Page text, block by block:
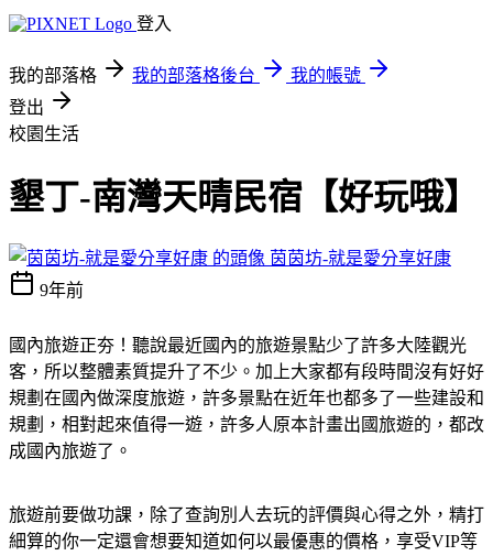
登入
我的部落格 我的部落格後台
我的帳號
登出
校園生活
墾丁-南灣天晴民宿【好玩哦】
茵茵坊-就是愛分享好康
9年前
國內旅遊正夯！聽說最近國內的旅遊景點少了許多大陸觀光
客，所以整體素質提升了不少。加上大家都有段時間沒有好好
規劃在國內做深度旅遊，許多景點在近年也都多了一些建設和
規劃，相對起來值得一遊，許多人原本計畫出國旅遊的，都改
成國內旅遊了。
旅遊前要做功課，除了查詢別人去玩的評價與心得之外，精打
細算的你一定還會想要知道如何以最優惠的價格，享受VIP等